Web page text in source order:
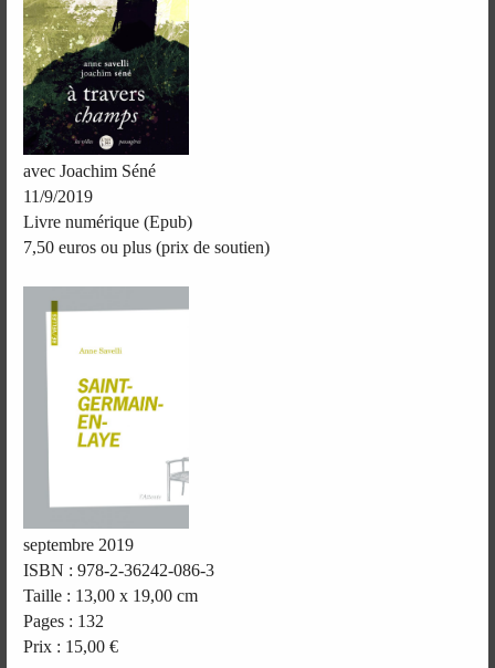
avec Joachim Séné
11/9/2019
Livre numérique (Epub)
7,50 euros ou plus (prix de soutien)
septembre 2019
ISBN : 978-2-36242-086-3
Taille : 13,00 x 19,00 cm
Pages : 132
Prix : 15,00 €